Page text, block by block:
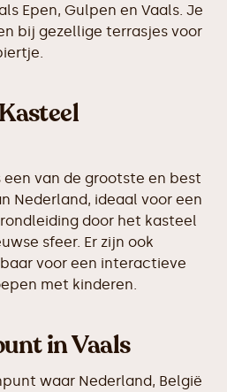
Epen, Gulpen en Vaals. Je
bij gezellige terrasjes voor
een van de grootste en best
Nederland, ideaal voor een
door het kasteel
sfeer. Er zijn ook
voor een interactieve
met kinderen.
in Vaals
waar Nederland, België